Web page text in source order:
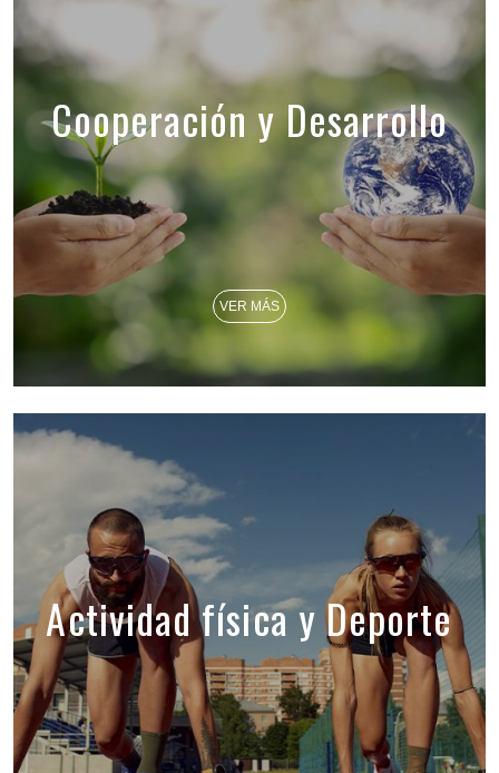
Cooperación y Desarrollo
VER MÁS
Actividad física y Deporte